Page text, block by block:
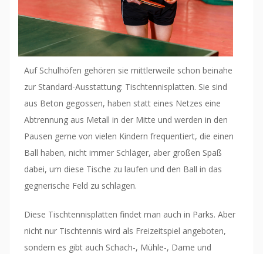
Auf Schulhöfen gehören sie mittlerweile schon beinahe
zur Standard-Ausstattung: Tischtennisplatten. Sie sind
aus Beton gegossen, haben statt eines Netzes eine
Abtrennung aus Metall in der Mitte und werden in den
Pausen gerne von vielen Kindern frequentiert, die einen
Ball haben, nicht immer Schläger, aber großen Spaß
dabei, um diese Tische zu laufen und den Ball in das
gegnerische Feld zu schlagen.
Diese Tischtennisplatten findet man auch in Parks. Aber
nicht nur Tischtennis wird als Freizeitspiel angeboten,
sondern es gibt auch Schach-, Mühle-, Dame und